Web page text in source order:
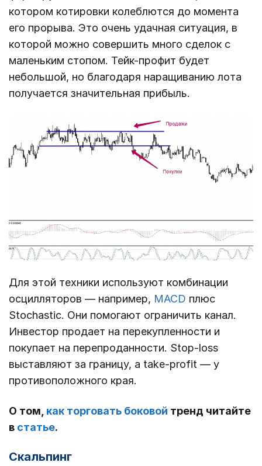
котором котировки колеблются до момента
его прорыва. Это очень удачная ситуация, в
которой можно совершить много сделок с
маленьким стопом. Тейк-профит будет
небольшой, но благодаря наращиванию лота
получается значительная прибыль.
Для этой техники используют комбинации
осцилляторов ― например, MACD плюс
Stochastic. Они помогают ограничить канал.
Инвестор продает на перекупленности и
покупает на перепроданности. Stop-loss
выставляют за границу, а take-profit ― у
противоположного края.
О том, как торговать боковой тренд читайте
в статье.
Скальпинг